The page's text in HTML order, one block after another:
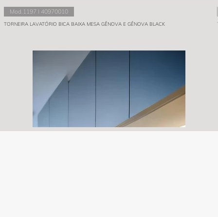
Mod.1197 I 40970010
TORNEIRA LAVATÓRIO BICA BAIXA MESA GÊNOVA E GÊNOVA BLACK